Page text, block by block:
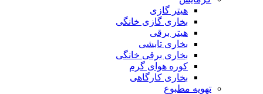
هیتر گازی
بخاری گازی خانگی
هیتر برقی
بخاری تابشی
بخاری برقی خانگی
کوره هوای گرم
بخاری کارگاهی
تهویه مطبوع